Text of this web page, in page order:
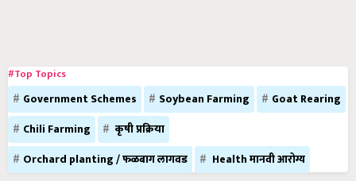
#Top Topics
Government Schemes Soybean Farming
Goat Rearing
Chili Farming
कृषी प्रक्रिया
Orchard planting / फळबाग लागवड
Health मानवी आरोग्य